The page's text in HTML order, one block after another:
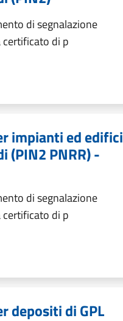
di segnalazione
di p
impianti ed edifici
(PIN2 PNRR) -
di segnalazione
di p
depositi di GPL